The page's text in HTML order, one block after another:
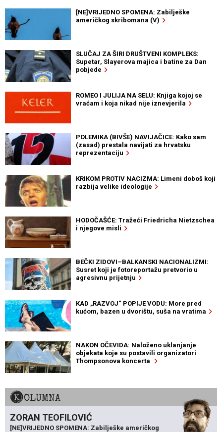
[NE]VRIJEDNO SPOMENA: Zabilješke
američkog skribomana (V)
SLUČAJ ZA ŠIRI DRUŠTVENI KOMPLEKS:
Supetar, Slayerova majica i batine za Dan
pobjede
ROMEO I JULIJA NA SELU: Knjiga kojoj se
vraćam i koja nikad nije iznevjerila
POLEMIKA (BIVŠE) NAVIJAČICE: Kako sam
(zasad) prestala navijati za hrvatsku
reprezentaciju
KRIKOM PROTIV NACIZMA: Limeni doboš koji
razbija velike ideologije
HODOČAŠĆE: Tražeći Friedricha Nietzschea
i njegove misli
BEČKI ZIDOVI–BALKANSKI NACIONALIZMI:
Susret koji je fotoreportažu pretvorio u
agresivnu prijetnju
KAD „RAZVOJ“ POPIJE VODU: More pred
kućom, bazen u dvorištu, suša na vratima
NAKON OČEVIDA: Naloženo uklanjanje
objekata koje su postavili organizatori
Thompsonova koncerta
KOLUMNA
ZORAN TEOFILOVIĆ
[NE]VRIJEDNO SPOMENA: Zabilješke američkog